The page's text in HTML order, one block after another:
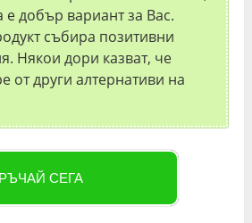
е добър вариант за Вас.
събира позитивни
Някои дори казват, че
от други алтернативи на
СЕГА